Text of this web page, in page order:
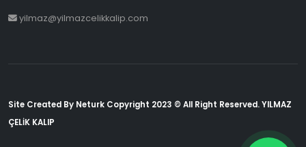
yilmaz@yilmazcelikkalip.com
Site Created By Neturk Copyright 2023 © All Right Reserved. YILMAZ
ÇELİK KALIP